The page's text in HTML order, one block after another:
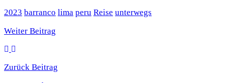
2023 barranco lima peru Reise unterwegs
Weiter Beitrag
Zurück Beitrag